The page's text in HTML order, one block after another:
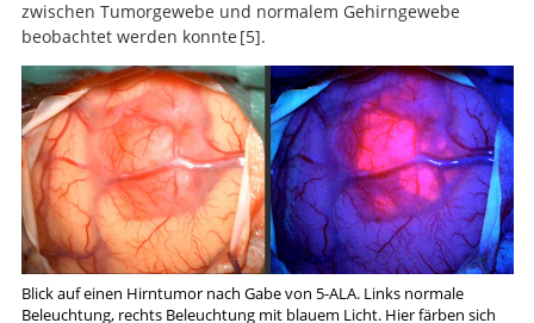
zwischen Tumorgewebe und normalem Gehirngewebe
beobachtet werden konnte 5
Fluorescence-guided resection of
glioblastoma multiforme by using 5-aminolevulinic
acid-induced porphyrins: a prospective study in 52
consecutive patients.
.
Blick auf einen Hirntumor nach Gabe von 5-ALA. Links normale
Beleuchtung, rechts Beleuchtung mit blauem Licht. Hier färben sich